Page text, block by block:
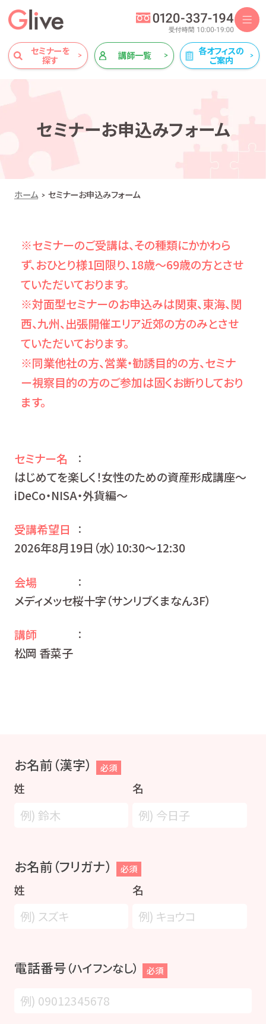
セミナーを
探す
講師一覧
各オフィスの
ご案内
セミナーお申込みフォーム
ホーム セミナーお申込みフォーム
※セミナーのご受講は、その種類にかかわら
ず、おひとり様1回限り、18歳～69歳の方とさせ
ていただいております。
※対面型セミナーのお申込みは関東、東海、関
西、九州、出張開催エリア近郊の方のみとさせ
ていただいております。
※同業他社の方、営業・勧誘目的の方、セミナ
ー視察目的の方のご参加は固くお断りしており
ます。
セミナー名 ：
はじめてを楽しく！女性のための資産形成講座～
iDeCo・NISA・外貨編～
受講希望日 ：
2026年8月19日（水）10:30〜12:30
会場 ：
メディメッセ桜十字（サンリブくまなん3F）
講師 ：
松岡 香菜子
お名前（漢字） 必須
姓 名
お名前（フリガナ） 必須
姓 名
電話番号（ハイフンなし） 必須